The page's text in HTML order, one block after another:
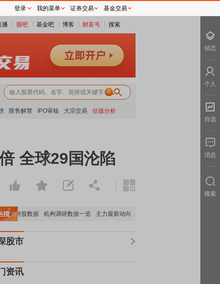
播 股吧 基金吧 博客 财富号 搜索
0
限售解禁 IPO审核 大宗交易 估值分析
全球29国沦陷
持股数据 机构调研数据一览 主力最新动向 上市公司限售股解禁一览
股市
资讯
登录 我的菜单 证券交易 基金交易
动态
个人
自选
消息
搜索